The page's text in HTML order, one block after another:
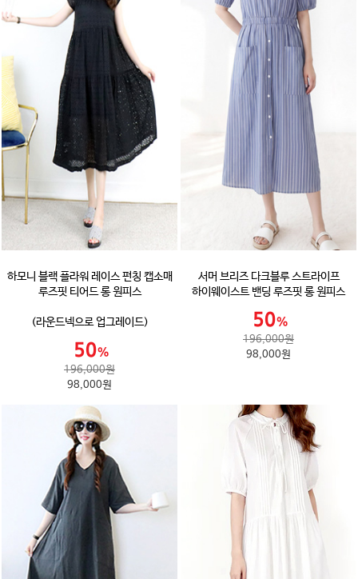
하모니 블랙 플라워 레이스 펀칭 캡소매
루즈핏 티어드 롱 원피스
(라운드넥으로 업그레이드)
196,000원
98,000원
서머 브리즈 다크블루 스트라이프
하이웨이스트 밴딩 루즈핏 롱 원피스
196,000원
98,000원